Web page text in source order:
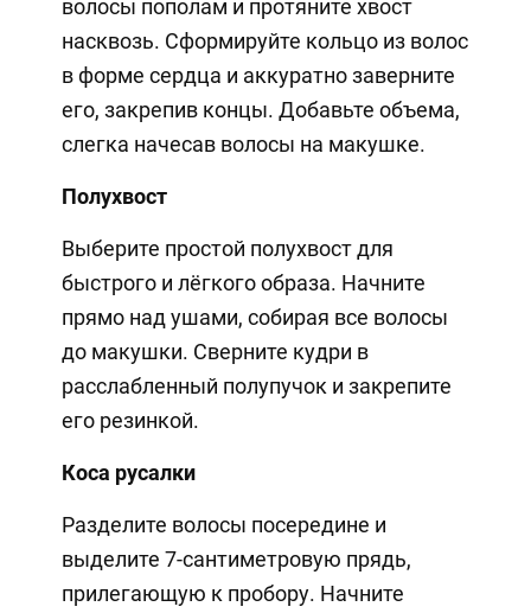
волосы пополам и протяните хвост
насквозь. Сформируйте кольцо из волос
в форме сердца и аккуратно заверните
его, закрепив концы. Добавьте объема,
слегка начесав волосы на макушке.
Полухвост
Выберите простой полухвост для
быстрого и лёгкого образа. Начните
прямо над ушами, собирая все волосы
до макушки. Сверните кудри в
расслабленный полупучок и закрепите
его резинкой.
Коса русалки
Разделите волосы посередине и
выделите 7-сантиметровую прядь,
прилегающую к пробору. Начните